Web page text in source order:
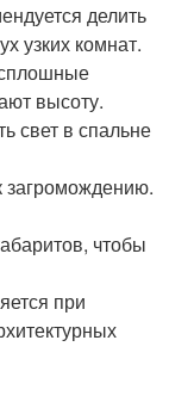
делить
узких комнат.
сплошные
высоту.
свет в спальне
чтобы
при